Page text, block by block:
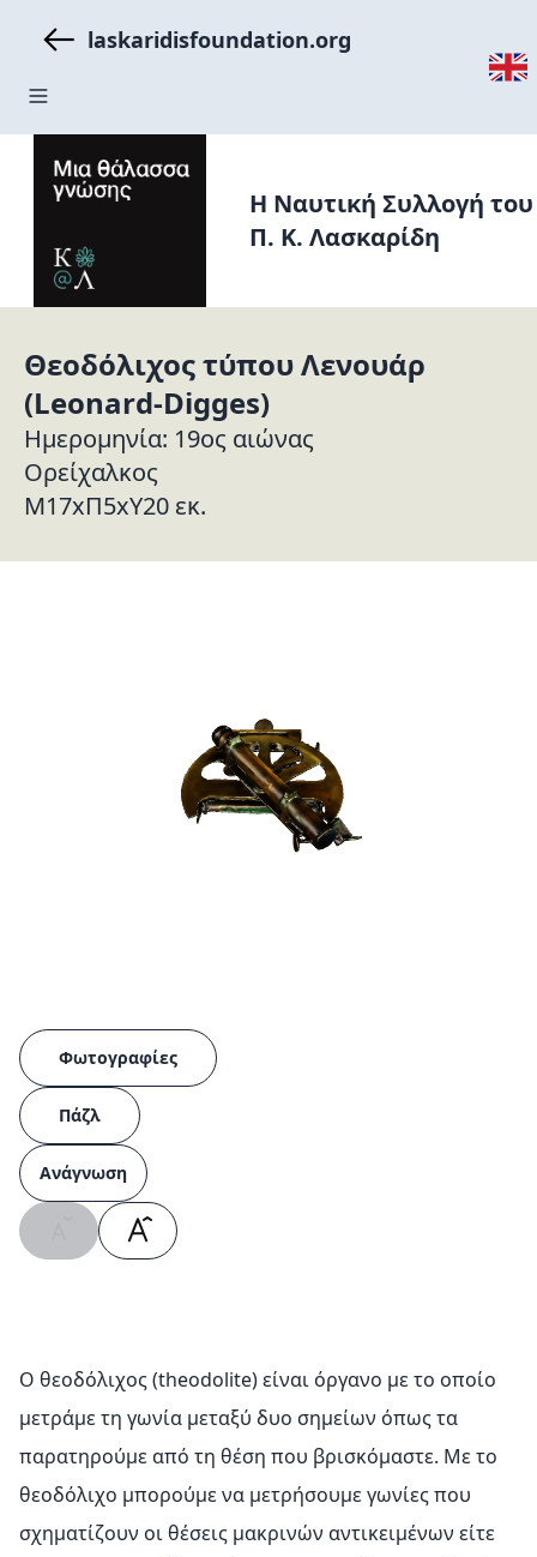
laskaridisfoundation.org
H Ναυτική Συλλογή του
Π. Κ. Λασκαρίδη
Θεοδόλιχος τύπου Λενουάρ
(Leonard-Digges)
Ημερομηνία: 19ος αιώνας
Ορείχαλκος
Μ17xΠ5xΥ20 εκ.
Φωτογραφίες
Πάζλ
Ανάγνωση
Ο θεοδόλιχος (theodolite) είναι όργανο με το οποίο
μετράμε τη γωνία μεταξύ δυο σημείων όπως τα
παρατηρούμε από τη θέση που βρισκόμαστε. Με το
θεοδόλιχο μπορούμε να μετρήσουμε γωνίες που
σχηματίζουν οι θέσεις μακρινών αντικειμένων είτε